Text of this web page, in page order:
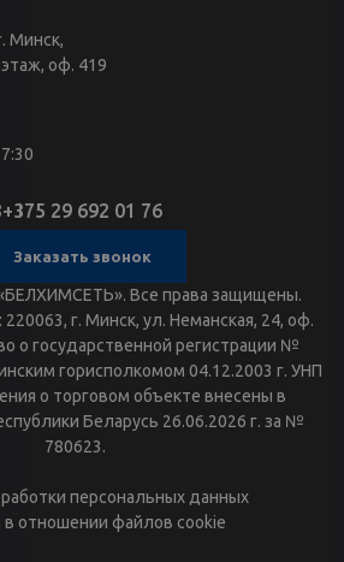
Минск,
оф. 419
+375 29 692 01 76
Заказать звонок
Все права защищены.
г. Минск, ул. Неманская, 24, оф.
о государственной регистрации №
горисполкомом 04.12.2003 г. УНП
о торговом объекте внесены в
Беларусь 26.06.2026 г. за №
780623.
персональных данных
в отношении файлов cookie